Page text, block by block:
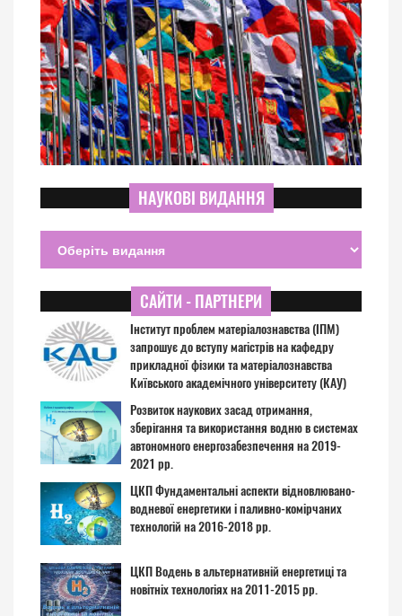
НАУКОВІ ВИДАННЯ
САЙТИ - ПАРТНЕРИ
Інститут проблем матеріалознавства (ІПМ)
запрошує до вступу магістрів на кафедру
прикладної фізики та матеріалознавства
Київського академічного університету (КАУ)
Розвиток наукових засад отримання,
зберігання та використання водню в системах
автономного енергозабезпечення на 2019-
2021 рр.
ЦКП Фундаментальні аспекти відновлювано-
водневої енергетики і паливно-комірчаних
технологій на 2016-2018 рр.
ЦКП Водень в альтернативній енергетиці та
новітніх технологіях на 2011-2015 рр.